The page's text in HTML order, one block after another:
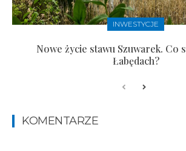
INWESTYCJE
Nowe życie stawu Szuwarek. Co
Łabędach?
KOMENTARZE